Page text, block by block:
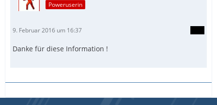
Poweruserin
9. Februar 2016 um 16:37
Danke für diese Information !